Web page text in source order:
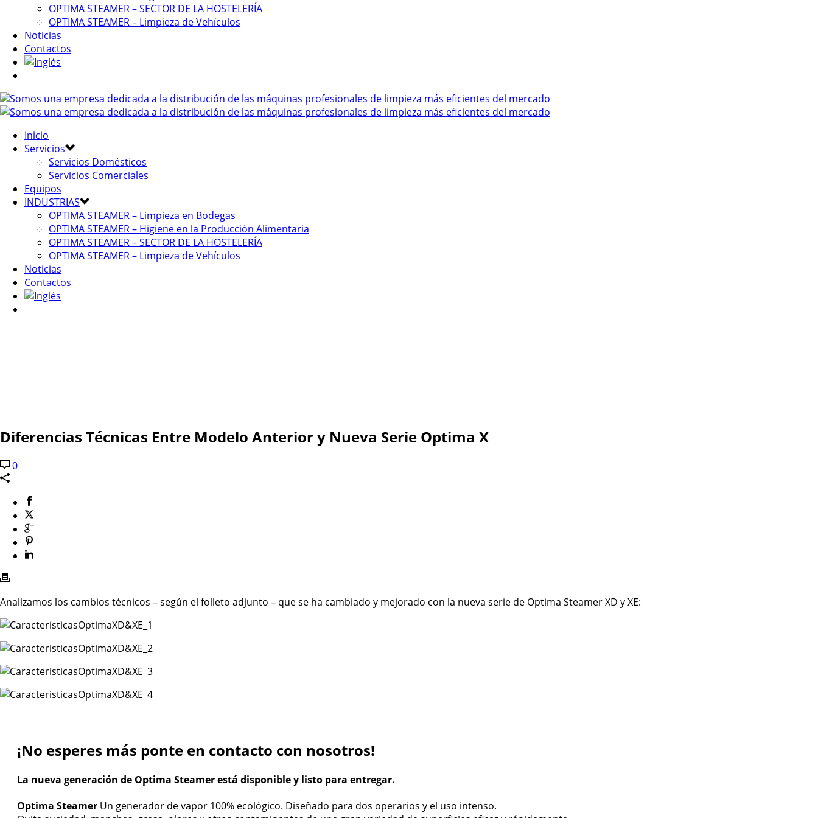
OPTIMA STEAMER – SECTOR DE LA HOSTELERÍA
OPTIMA STEAMER – Limpieza de Vehículos
Noticias
Contactos
Inicio
Servicios
Servicios Domésticos
Servicios Comerciales
Equipos
INDUSTRIAS
OPTIMA STEAMER – Limpieza en Bodegas
OPTIMA STEAMER – Higiene en la Producción Alimentaria
OPTIMA STEAMER – SECTOR DE LA HOSTELERÍA
OPTIMA STEAMER – Limpieza de Vehículos
Noticias
Contactos
Diferencias Técnicas Entre Modelo Anterior y Nueva Serie Optima X
0
Analizamos los cambios técnicos – según el folleto adjunto – que se ha cambiado y mejorado con la nueva serie de Optima Steamer XD y XE:
¡No esperes más ponte en contacto con nosotros!
La nueva generación de Optima Steamer está disponible y listo para entregar.
Optima Steamer Un generador de vapor 100% ecológico. Diseñado para dos operarios y el uso intenso.